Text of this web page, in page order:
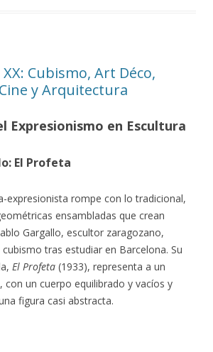
Cubismo, Art Déco,
y Arquitectura
Expresionismo en Escultura
El Profeta
expresionista rompe con lo tradicional,
ensambladas que crean
Gargallo, escultor zaragozano,
tras estudiar en Barcelona. Su
El Profeta (1933), representa a un
con un cuerpo equilibrado y vacíos y
figura casi abstracta.